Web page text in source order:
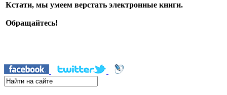
Кстати, мы умеем верстать электронные книги.
Обращайтесь!